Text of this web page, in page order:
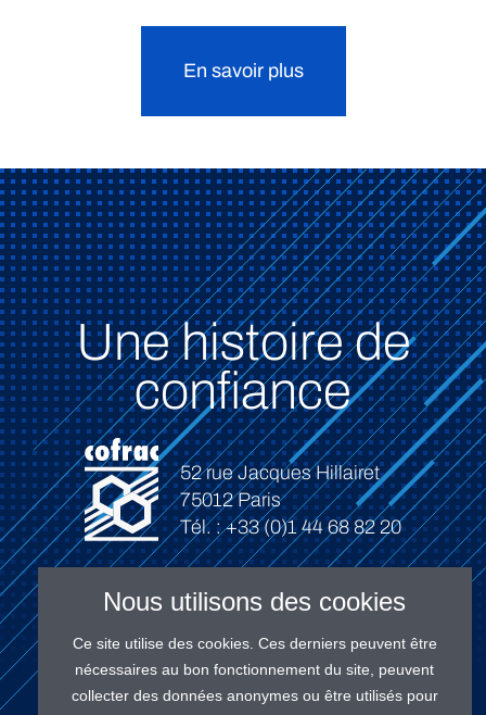
En savoir plus
Une histoire de
confiance
52 rue Jacques Hillairet
75012 Paris
Tél. : +33 (0)1 44 68 82 20
Connexion
Nous utilisons des cookies
Ce site utilise des cookies. Ces derniers peuvent être
nécessaires au bon fonctionnement du site, peuvent
collecter des données anonymes ou être utilisés pour